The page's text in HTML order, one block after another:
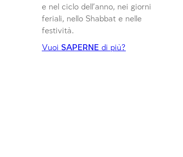
e nel ciclo dell’anno, nei giorni
feriali, nello Shabbat e nelle
festività.
Vuoi SAPERNE di più?